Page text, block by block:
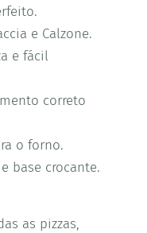
e Calzone.
e fácil
correto
o forno.
base crocante.
as pizzas,